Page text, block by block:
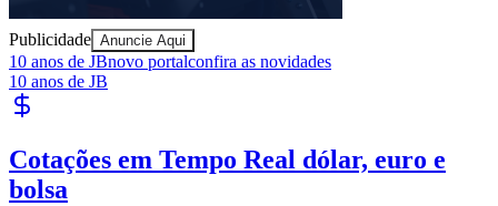
Publicidade Anuncie Aqui
10 anos de JBnovo portalconfira as novidades
10 anos de JB
Cotações em Tempo Real dólar, euro e
bolsa